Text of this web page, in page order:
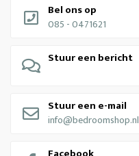
Bel ons op
085 - 0471621
Stuur een bericht
Stuur een e-mail
info@bedroomshop.nl